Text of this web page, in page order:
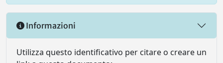
Informazioni
Utilizza questo identificativo per citare o creare un